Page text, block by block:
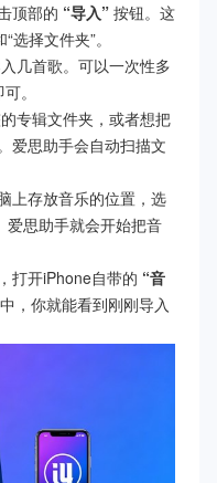
顶部的 “导入” 按钮。这
择文件夹”。
几首歌。可以一次性多
。
专辑文件夹，或者想把
爱思助手会自动扫描文
上存放音乐的位置，选
爱思助手就会开始把音
打开iPhone自带的 “音
，你就能看到刚刚导入